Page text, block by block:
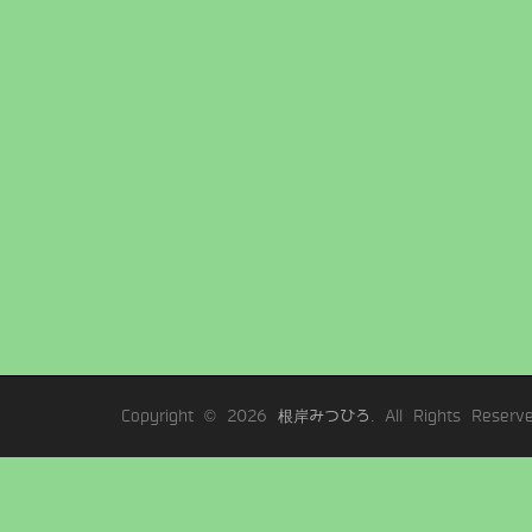
Copyright © 2026 根岸みつひろ . All Rights